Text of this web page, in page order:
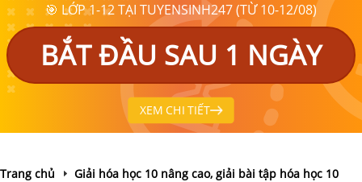
🎯 LỚP 1-12 TẠI TUYENSINH247 (TỪ 10-12/08)
BẮT ĐẦU SAU 1 NGÀY
XEM CHI TIẾT
Trang chủ
Giải hóa học 10 nâng cao, giải bài tập hóa học 10